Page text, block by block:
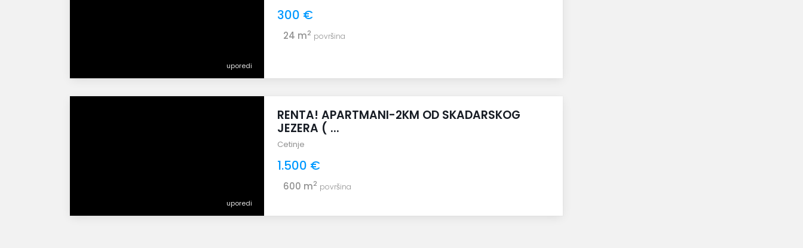
uporedi
300 €
24 m2 površina
uporedi
RENTA! APARTMANI-2KM OD SKADARSKOG
JEZERA ( ...
Cetinje
1.500 €
600 m2 površina